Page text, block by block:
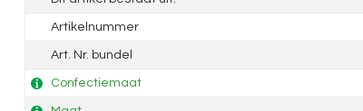
Artikelnummer
Art. Nr. bundel
Confectiemaat